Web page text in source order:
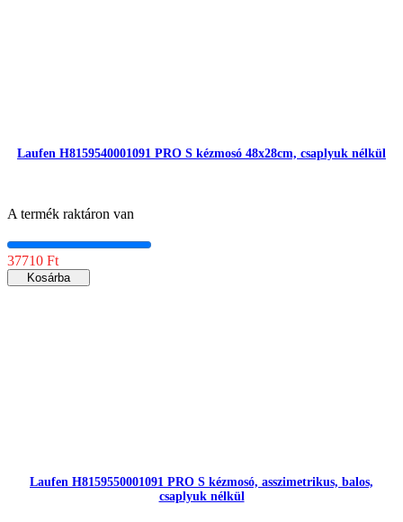
Laufen H8159540001091 PRO S kézmosó 48x28cm, csaplyuk nélkül
A termék raktáron van
37710 Ft
Kosárba
Laufen H8159550001091 PRO S kézmosó, asszimetrikus, balos,
csaplyuk nélkül